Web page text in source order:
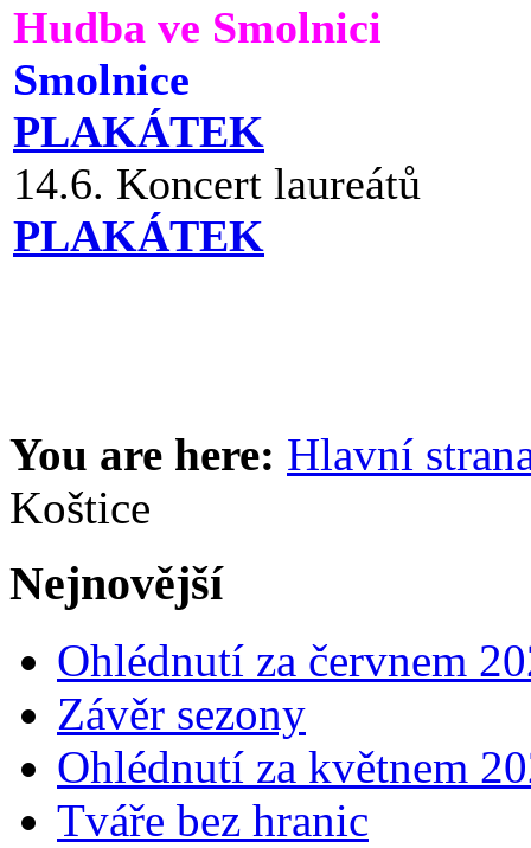
Hudba ve Smolnici
Smolnice
PLAKÁTEK
14.6. Koncert laureátů
PLAKÁTEK
You are here: Hlavní
Koštice
Nejnovější
Ohlédnutí za červnem
Závěr sezony
Ohlédnutí za květnem
Tváře bez hranic